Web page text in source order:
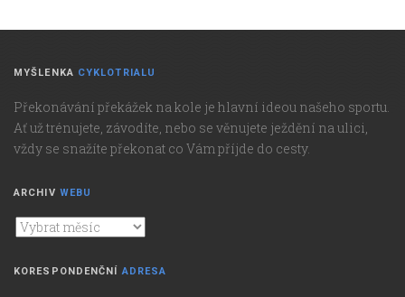
MYŠLENKA CYKLOTRIALU
Překonávání překážek na kole je hlavní ideou našeho sportu.
Ať už trénujete, závodíte, nebo se věnujete ježdění na ulici,
vždy se snažíte překonat co Vám příjde do cesty.
ARCHIV WEBU
Archiv
webu
KORESPONDENČNÍADRESA